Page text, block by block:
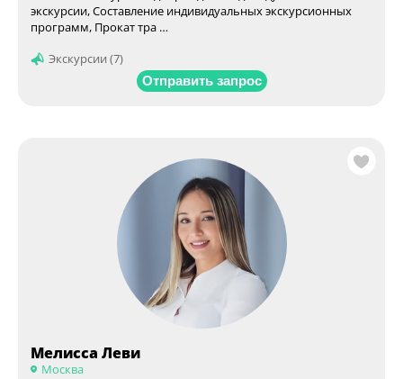
экскурсии, Составление индивидуальных экскурсионных
программ, Прокат тра …
Экскурсии (7)
Отправить запрос
Мелисса Леви
Москва